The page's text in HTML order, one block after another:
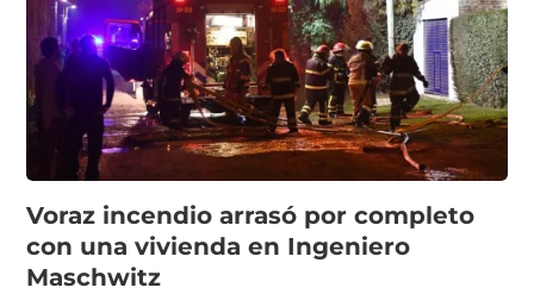
Voraz incendio arrasó por completo
con una vivienda en Ingeniero
Maschwitz